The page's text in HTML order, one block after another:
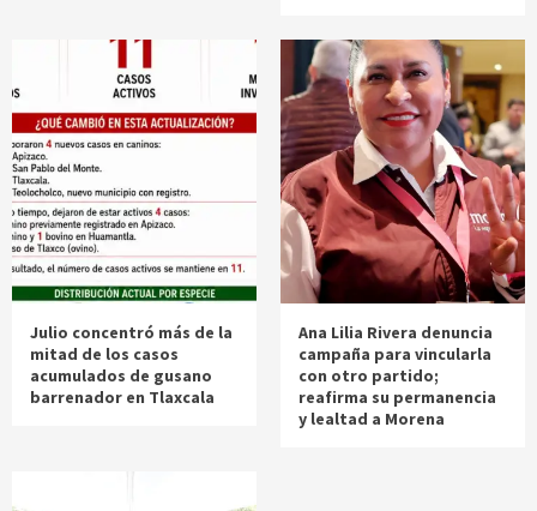
Julio concentró más de la
mitad de los casos
acumulados de gusano
barrenador en Tlaxcala
Ana Lilia Rivera denuncia
campaña para vincularla
con otro partido;
reafirma su permanencia
y lealtad a Morena